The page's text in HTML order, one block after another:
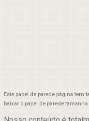
Este papel de parede página tem
baixar o papel de parede